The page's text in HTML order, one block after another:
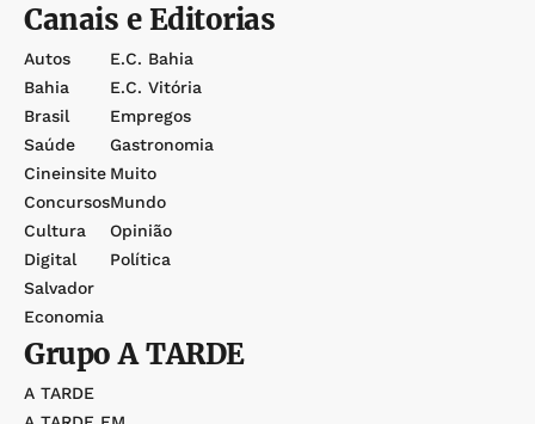
Canais e Editorias
Autos
Bahia
Brasil
Saúde
Cineinsite
Concursos
Cultura
Digital
Salvador
Economia
E.c. Bahia
E.c. Vitória
Empregos
Gastronomia
Muito
Mundo
Opinião
Política
GrupoA TARDE
A TARDE